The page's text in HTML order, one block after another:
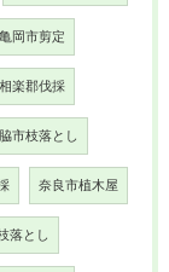
亀岡市剪定
相楽郡伐採
市枝落とし
奈良市植木屋
落とし